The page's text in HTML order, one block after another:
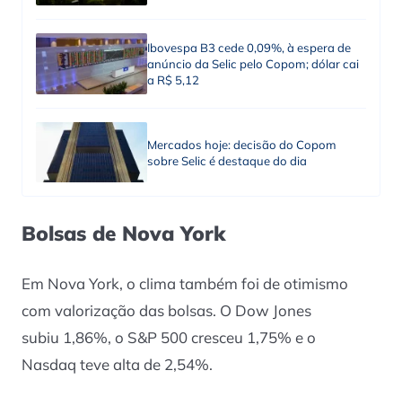
Ibovespa B3 cede 0,09%, à espera de
anúncio da Selic pelo Copom; dólar cai
a R$ 5,12
Mercados hoje: decisão do Copom
sobre Selic é destaque do dia
Bolsas de Nova York
Em Nova York, o clima também foi de otimismo
com valorização das bolsas. O Dow Jones
subiu 1,86%, o S&P 500 cresceu 1,75% e o
Nasdaq teve alta de 2,54%.